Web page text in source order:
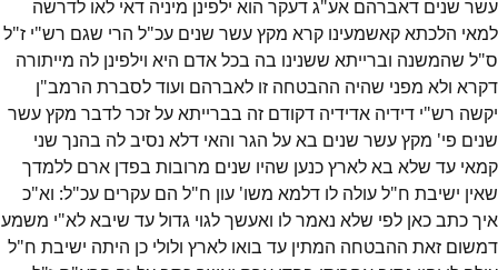
עשר שנים דאברהם אע"ג דעקר הוא ילפינן מיניה דאי לאו לדרשה
למאי הלכתא קאשמעינו קרא מקץ עשר שנים עכ"ל הרי שגם רש"י ז"ל
ס"ל שהמשנה וברייתא ששנינו בה בכל אדם היא וילפינן לה מייתורה
דקרא ולא מפני שהיה ההבטחה זו לאברהם ועוד לסברת הרמב"ן
יקשה רש"י דידיה אדידיה דקודם זה בברייתא על זכר לדבר מקץ עשר
שנים פי' מקץ עשר שנים בא על הגר והאי דלא נסיב לה בהנך שני
קמאי עד שלא בא לארץ כנען שהיו שנים מרובות בפדן ארם ללמדך
שאין ישיבת ח"ל עולה לו דלמא משו' עון ח"ל הם עקרים עכ"ל: וא"כ
איך כתב כאן לפי שלא נאמר לו ואעשך לגוי גדול עד שיבא לא"י משמע
דמשום זאת ההבטחה המתין עד בואו לארץ ולולי כן היתה ישיבת ח"ל